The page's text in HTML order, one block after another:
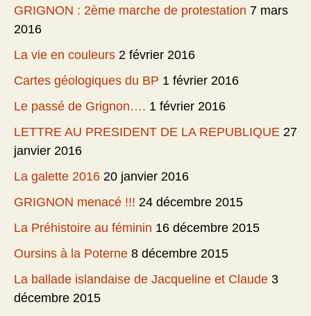
GRIGNON : 2ème marche de protestation 7 mars
2016
La vie en couleurs 2 février 2016
Cartes géologiques du BP 1 février 2016
Le passé de Grignon…. 1 février 2016
LETTRE AU PRESIDENT DE LA REPUBLIQUE 27
janvier 2016
La galette 2016 20 janvier 2016
GRIGNON menacé !!! 24 décembre 2015
La Préhistoire au féminin 16 décembre 2015
Oursins à la Poterne 8 décembre 2015
La ballade islandaise de Jacqueline et Claude 3
décembre 2015